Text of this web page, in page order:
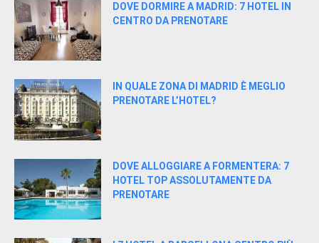
DOVE DORMIRE A MADRID: 7 HOTEL IN
CENTRO DA PRENOTARE
IN QUALE ZONA DI MADRID È MEGLIO
PRENOTARE L’HOTEL?
DOVE ALLOGGIARE A FORMENTERA: 7
HOTEL TOP ASSOLUTAMENTE DA
PRENOTARE